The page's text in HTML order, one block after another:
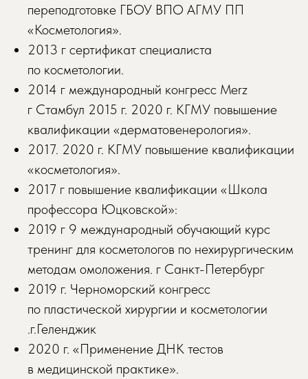
переподготовке ГБОУ ВПО АГМУ ПП
«Косметология».
2013 г сертификат специалиста
по косметологии.
2014 г международный конгресс Merz
г Стамбул 2015 г. 2020 г. КГМУ повышение
квалификации «дерматовенерология».
2017. 2020 г. КГМУ повышение квалификации
«косметология».
2017 г повышение квалификации «Школа
профессора Юцковской»:
2019 г 9 международный обучающий курс
тренинг для косметологов по нехирургическим
методам омоложения. г Санкт-Петербург
2019 г. Черноморский конгресс
по пластической хирургии и косметологии
.г.Геленджик
2020 г. «Применение ДНК тестов
в медицинской практике».